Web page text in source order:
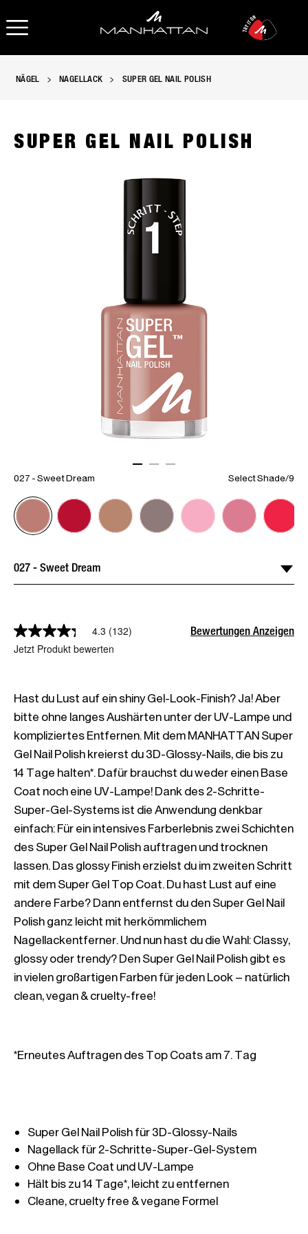
OPEN NAVIGATION
NÄGEL NAGELLACK SUPER GEL NAIL POLISH
SUPER GEL NAIL POLISH
027 - Sweet Dream Select Shade/9
4.3 (132)
Jetzt Produkt bewerten
Bewertungen Anzeigen
Hast du Lust auf ein shiny Gel-Look-Finish? Ja! Aber
bitte ohne langes Aushärten unter der UV-Lampe und
kompliziertes Entfernen. Mit dem MANHATTAN Super
Gel Nail Polish kreierst du 3D-Glossy-Nails, die bis zu
14 Tage halten*. Dafür brauchst du weder einen Base
Coat noch eine UV-Lampe! Dank des 2-Schritte-
Super-Gel-Systems ist die Anwendung denkbar
einfach: Für ein intensives Farberlebnis zwei Schichten
des Super Gel Nail Polish auftragen und trocknen
lassen. Das glossy Finish erzielst du im zweiten Schritt
mit dem Super Gel Top Coat. Du hast Lust auf eine
andere Farbe? Dann entfernst du den Super Gel Nail
Polish ganz leicht mit herkömmlichem
Nagellackentferner. Und nun hast du die Wahl: Classy,
glossy oder trendy? Den Super Gel Nail Polish gibt es
in vielen großartigen Farben für jeden Look – natürlich
clean, vegan & cruelty-free!
*Erneutes Auftragen des Top Coats am 7. Tag